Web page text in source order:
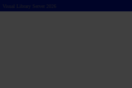
Visual Library Server 2026